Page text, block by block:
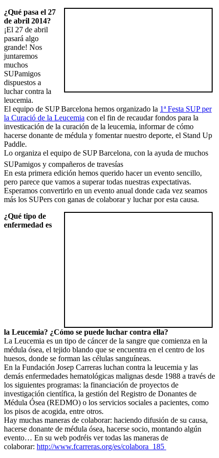
¿Qué pasa el 27
de abril 2014?
¡El 27 de abril
pasará algo
grande! Nos
juntaremos
muchos
SUPamigos
dispuestos a
luchar contra la
leucemia.
El equipo de SUP Barcelona hemos organizado la 1ª Festa SUP per
la Curació de la Leucemia con el fin de recaudar fondos para la
investicación de la curación de la leucemia, informar de cómo
hacerse donante de médula y fomentar nuestro deporte, el Stand Up
Paddle.
Lo organiza el equipo de SUP Barcelona, con la ayuda de muchos
SUPamigos y compañeros de travesías
En esta primera edición hemos querido hacer un evento sencillo,
pero parece que vamos a superar todas nuestras expectativas.
Esperamos convertirlo en un evento anual donde cada vez seamos
más los SUPers con ganas de colaborar y luchar por esta causa.
¿Qué tipo de
enfermedad es
la Leucemia? ¿Cómo se puede luchar contra ella?
La Leucemia es un tipo de cáncer de la sangre que comienza en la
médula ósea, el tejido blando que se encuentra en el centro de los
huesos, donde se forman las células sanguíneas.
En la Fundación Josep Carreras luchan contra la leucemia y las
demás enfermedades hematológicas malignas desde 1988 a través de
los siguientes programas: la financiación de proyectos de
investigación científica, la gestión del Registro de Donantes de
Médula Ósea (REDMO) o los servicios sociales a pacientes, como
los pisos de acogida, entre otros.
Hay muchas maneras de colaborar: haciendo difusión de su causa,
hacerse donante de médula ósea, hacerse socio, montando algún
evento… En su web podréis ver todas las maneras de
colaborar: http://www.fcarreras.org/es/colabora_185